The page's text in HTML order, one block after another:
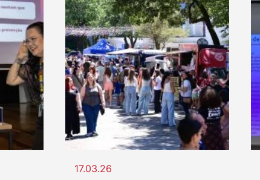
17.03.26